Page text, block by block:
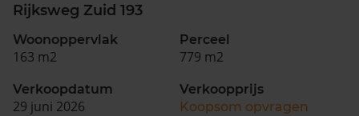
Rijksweg Zuid 193
Woonoppervlak
163 m2
Perceel
779 m2
Verkoopdatum
29 juni 2026
Verkoopprijs
Koopsom opvragen